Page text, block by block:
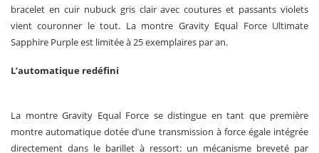
bracelet en cuir nubuck gris clair avec coutures et passants violets
vient couronner le tout. La montre Gravity Equal Force Ultimate
Sapphire Purple est limitée à 25 exemplaires par an.
L’automatique redéfini
La montre Gravity Equal Force se distingue en tant que première
montre automatique dotée d’une transmission à force égale intégrée
directement dans le barillet à ressort: un mécanisme breveté par